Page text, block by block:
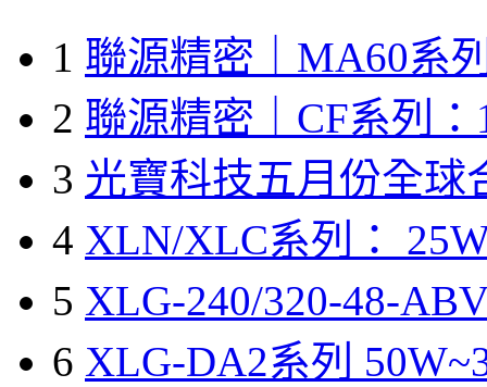
1 聯源精密｜MA60系
2 聯源精密｜CF系列：
3 光寶科技五月份全球
4 XLN/XLC系列：
5 XLG-240/320-48-
6 XLG-DA2系列